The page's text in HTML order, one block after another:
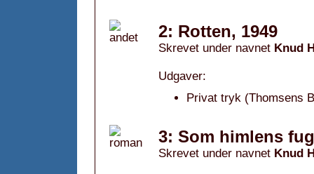
2: Rotten, 1949
Skrevet under navnet Knud
Udgaver:
Privat tryk (Thomsens
3: Som himlens
Skrevet under navnet Knud